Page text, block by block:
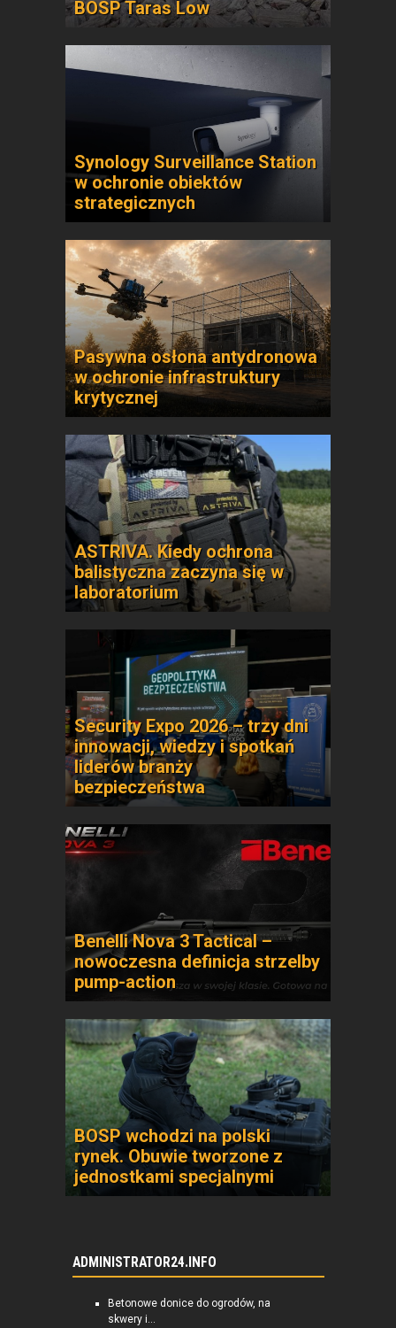
BOSP Taras Low
Synology Surveillance Station
w ochronie obiektów
strategicznych
Pasywna osłona antydronowa
w ochronie infrastruktury
krytycznej
ASTRIVA. Kiedy ochrona
balistyczna zaczyna się w
laboratorium
Security Expo 2026 – trzy dni
innowacji, wiedzy i spotkań
liderów branży
bezpieczeństwa
Benelli Nova 3 Tactical –
nowoczesna definicja strzelby
pump-action
BOSP wchodzi na polski
rynek. Obuwie tworzone z
jednostkami specjalnymi
ADMINISTRATOR24.INFO
Betonowe donice do ogrodów, na
skwery i...